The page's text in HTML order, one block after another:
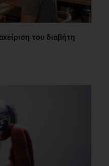
του διαβήτη